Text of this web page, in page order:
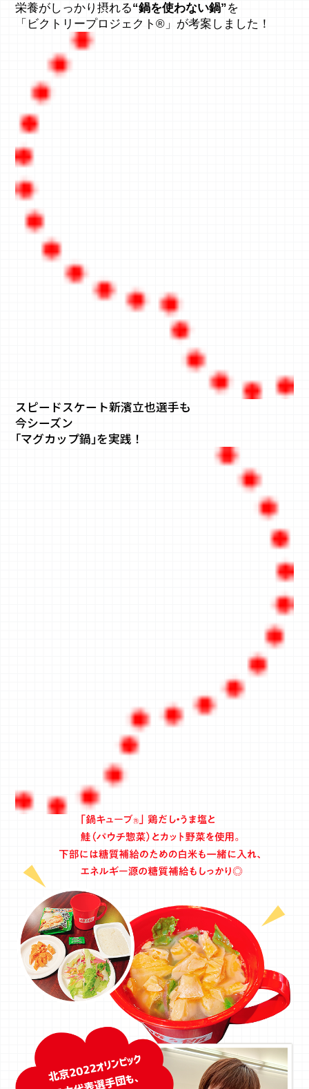
栄養がしっかり摂れる“鍋を使わない鍋”を
「ビクトリープロジェクト®」が考案しました！
スピードスケート新濱立也選手も
今シーズン
｢マグカップ鍋｣を実践！